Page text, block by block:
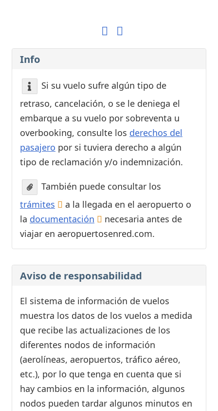
Info
Si su vuelo sufre algún tipo de
retraso, cancelación, o se le deniega el
embarque a su vuelo por sobreventa u
overbooking, consulte los derechos del
pasajero por si tuviera derecho a algún
tipo de reclamación y/o indemnización.
También puede consultar los
trámites
a la llegada en el aeropuerto o
la documentación
necesaria antes de
viajar en aeropuertosenred.com.
Aviso de responsabilidad
El sistema de información de vuelos
muestra los datos de los vuelos a medida
que recibe las actualizaciones de los
diferentes nodos de información
(aerolíneas, aeropuertos, tráfico aéreo,
etc.), por lo que tenga en cuenta que si
hay cambios en la información, algunos
nodos pueden tardar algunos minutos en